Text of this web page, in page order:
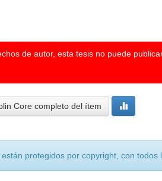
de autor, esta tesis no puede
Core completo del ítem
protegidos por copyright, con